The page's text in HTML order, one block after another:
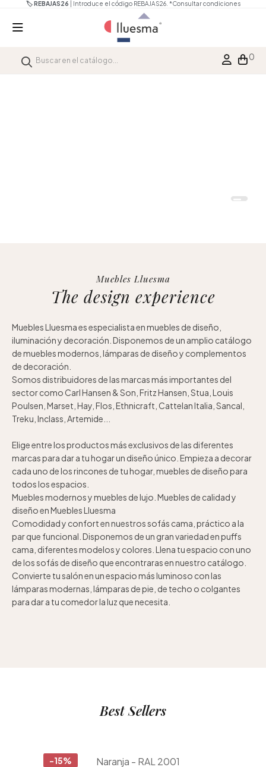
🏷️ REBAJAS26 | Introduce el código REBAJAS26. *Consultar condiciones
0
Ver
Muebles Lluesma
The design experience
Muebles Lluesma es especialista en muebles de diseño,
iluminación y decoración. Disponemos de un amplio catálogo
de muebles modernos, lámparas de diseño y complementos
de decoración.
Somos distribuidores de las marcas más importantes del
sector como Carl Hansen & Son, Fritz Hansen, Stua, Louis
Poulsen, Marset, Hay, Flos, Ethnicraft, Cattelan Italia, Sancal,
Treku, Inclass, Artemide...
Elige entre los productos más exclusivos de las diferentes
marcas para dar a tu hogar un diseño único. Empieza a decorar
cada uno de los rincones de tu hogar, muebles de diseño para
todos los espacios.
Muebles modernos y muebles de lujo. Muebles de calidad y
diseño en Muebles Lluesma
Comodidad y confort en nuestros sofás cama, práctico a la
par que funcional. Disponemos de un gran variedad en puffs
cama, diferentes modelos y colores. Llena tu espacio con uno
de los sofás de diseño que encontraras en nuestro catálogo.
Convierte tu salón en un espacio más luminoso con las
lámparas modernas, lámparas de pie, de techo o colgantes
para dar a tu comedor la luz que necesita.
Best Sellers
-15%